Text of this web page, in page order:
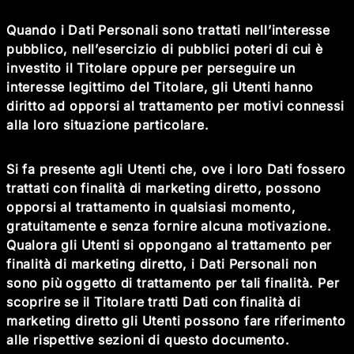
Quando i Dati Personali sono trattati nell’interesse
pubblico, nell’esercizio di pubblici poteri di cui è
investito il Titolare oppure per perseguire un
interesse legittimo del Titolare, gli Utenti hanno
diritto ad opporsi al trattamento per motivi connessi
alla loro situazione particolare.
Si fa presente agli Utenti che, ove i loro Dati fossero
trattati con finalità di marketing diretto, possono
opporsi al trattamento in qualsiasi momento,
gratuitamente e senza fornire alcuna motivazione.
Qualora gli Utenti si oppongano al trattamento per
finalità di marketing diretto, i Dati Personali non
sono più oggetto di trattamento per tali finalità. Per
scoprire se il Titolare tratti Dati con finalità di
marketing diretto gli Utenti possono fare riferimento
alle rispettive sezioni di questo documento.